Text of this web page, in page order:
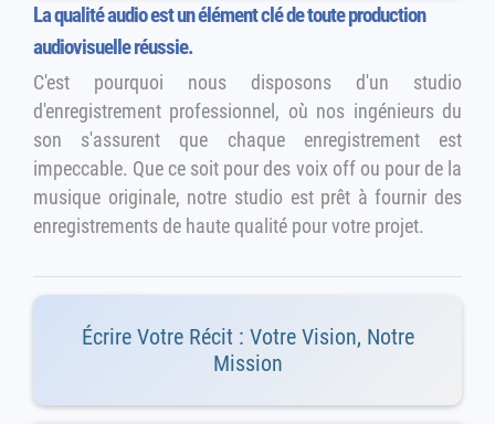
La qualité audio est un élément clé de toute production
audiovisuelle réussie.
C'est pourquoi nous disposons d'un studio
d'enregistrement professionnel, où nos ingénieurs du
son s'assurent que chaque enregistrement est
impeccable. Que ce soit pour des voix off ou pour de la
musique originale, notre studio est prêt à fournir des
enregistrements de haute qualité pour votre projet.
Écrire Votre Récit : Votre Vision, Notre
Mission